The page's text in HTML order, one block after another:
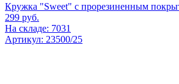
Кружка "Sweet" с прорезиненным
299 руб.
На складе: 7031
Артикул: 23500/25